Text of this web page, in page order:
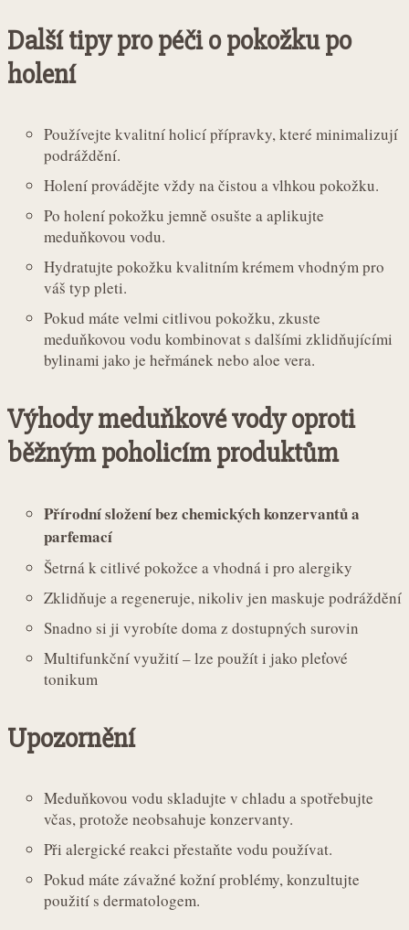
Další tipy pro péči o pokožku po
holení
Používejte kvalitní holicí přípravky, které minimalizují
podráždění.
Holení provádějte vždy na čistou a vlhkou pokožku.
Po holení pokožku jemně osušte a aplikujte
meduňkovou vodu.
Hydratujte pokožku kvalitním krémem vhodným pro
váš typ pleti.
Pokud máte velmi citlivou pokožku, zkuste
meduňkovou vodu kombinovat s dalšími zklidňujícími
bylinami jako je heřmánek nebo aloe vera.
Výhody meduňkové vody oproti
běžným poholicím produktům
Přírodní složení bez chemických konzervantů a
parfemací
Šetrná k citlivé pokožce a vhodná i pro alergiky
Zklidňuje a regeneruje, nikoliv jen maskuje podráždění
Snadno si ji vyrobíte doma z dostupných surovin
Multifunkční využití – lze použít i jako pleťové
tonikum
Upozornění
Meduňkovou vodu skladujte v chladu a spotřebujte
včas, protože neobsahuje konzervanty.
Při alergické reakci přestaňte vodu používat.
Pokud máte závažné kožní problémy, konzultujte
použití s dermatologem.